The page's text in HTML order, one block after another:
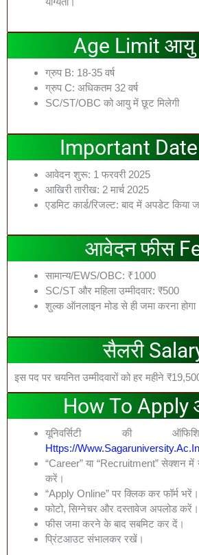
Age Limit आयु
ग्रुप B: 18-35 वर्ष
ग्रुप C: अधिकतम 32 वर्ष
SC/ST/OBC को आयु में छूट मिलेगी
Important Date
आवेदन शुरू: 1 फरवरी 2025
आखिरी तारीख: 2 मार्च 2025
एडमिट कार्ड/रिजल्ट: बाद में अपडेट किया
आवेदन फीस
सामान्य/EWS/OBC: ₹1000
SC/ST और महिला उम्मीदवार: ₹500
शुल्क ऑनलाइन मोड से ही जमा करना होगा
सैलरी
इस पद पर चयनित उम्मीदवारों को हर महीने
How To Apply
यूनिवर्सिटी की
Https://www.sagaruniversity.ac.in
“Career” या “Recruitment” सेक्शन में
करें।
“Apply Online” पर क्लिक कर फॉर्म भरें।
फोटो, सिग्नेचर और दस्तावेज अपलोड करें।
फीस जमा करने के बाद सबमिट कर दें।
प्रिंटआउट संभालकर रखें।